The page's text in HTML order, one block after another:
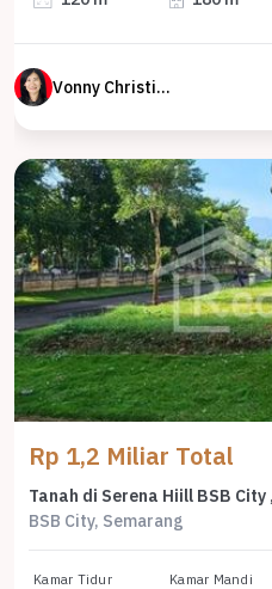
Vonny Christina
Rp 1,2 Miliar Total
Tanah di Serena Hiill BSB City
BSB City, Semarang
Kamar Tidur Kamar Mandi